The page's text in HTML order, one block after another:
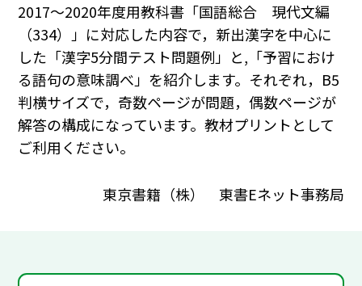
2017～2020年度用教科書「国語総合 現代文編
（334）」に対応した内容で，新出漢字を中心に
した「漢字5分間テスト問題例」と,「予習におけ
る語句の意味調べ」を紹介します。それぞれ，B5
判横サイズで，奇数ページが問題，偶数ページが
解答の構成になっています。教材プリントとして
ご利用ください。
東京書籍（株） 東書Eネット事務局